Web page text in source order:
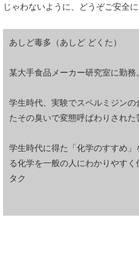
じゃわないように、どうぞご安全
あしど毒多（あしど どくた）
某大手食品メーカー研究室に勤務。
学生時代、実験でスペルミジン
たその臭いで変態呼ばわりされた
学生時代に得た「化学のすすめ
る化学を一般の人にわかりやす
タク